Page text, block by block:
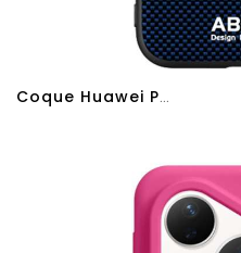
Coque Huawei Pura 80 Pro MagSafe Hybride ABEEL